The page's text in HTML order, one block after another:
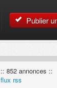
Publier
:: 852 annonces ::
flux rss